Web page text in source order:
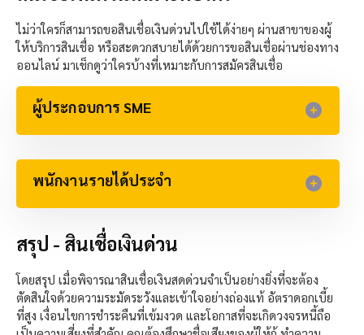
ไม่ว่าใครก็สามารถขอสินเชื่อเงินด่วนไปใช้ได้ง่ายๆ ผ่านสาขาของผู้
ให้บริการสินเชื่อ หรือสะดวกสบายได้ด้วยการขอสินเชื่อผ่านช่องทาง
ออนไลน์ มาเช็กดูว่าใครบ้างที่เหมาะกับการสมัครสินเชื่อ
ผู้ประกอบการ SME
พนักงานรายได้ประจำ
สรุป - สินเชื่อเงินด่วน
โดยสรุป เมื่อพิจารณาสินเชื่อเงินสดด่วนจำเป็นอย่างยิ่งที่จะต้อง
ตัดสินใจด้วยความระมัดระวังและเข้าใจอย่างถ่องแท้ อัตราดอกเบี้ย
ที่สูง เงื่อนไขการชำระคืนที่เข้มงวด และโอกาสที่จะเกิดวงจรหนี้ถือ